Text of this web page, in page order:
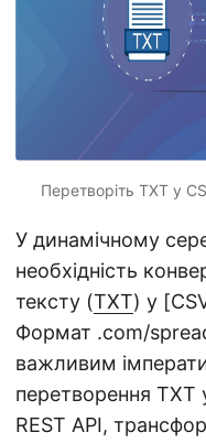
Перетворіть TXT у
У динамічному
необхідність
тексту (TXT) у
Формат .com/
важливим
перетворення TXT
REST API,